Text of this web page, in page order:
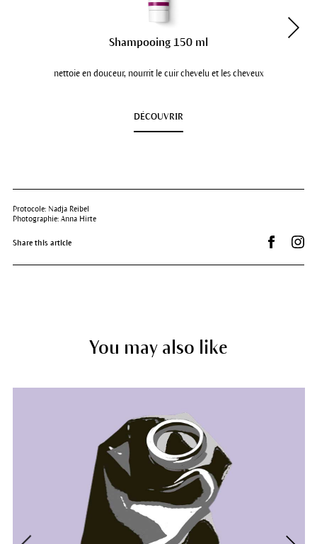
Shampooing 150 ml
nettoie en douceur, nourrit le cuir chevelu et les cheveux
DÉCOUVRIR
Protocole: Nadja Reibel
Photographie: Anna Hirte
Share this article Partager
You may also like